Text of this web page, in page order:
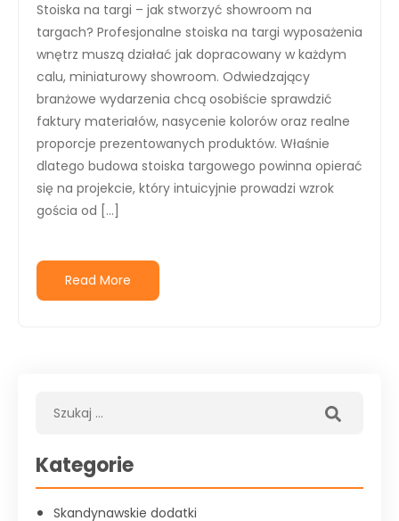
Stoiska na targi – jak stworzyć showroom na
targach? Profesjonalne stoiska na targi wyposażenia
wnętrz muszą działać jak dopracowany w każdym
calu, miniaturowy showroom. Odwiedzający
branżowe wydarzenia chcą osobiście sprawdzić
faktury materiałów, nasycenie kolorów oraz realne
proporcje prezentowanych produktów. Właśnie
dlatego budowa stoiska targowego powinna opierać
się na projekcie, który intuicyjnie prowadzi wzrok
gościa od […]
Read More
Kategorie
Skandynawskie dodatki